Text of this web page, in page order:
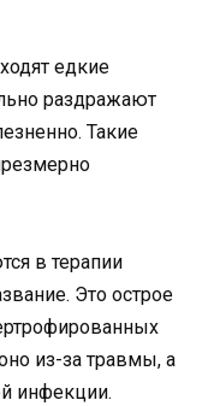
едкие
раздражают
Такие
в терапии
Это острое
из-за травмы, а
инфекции.